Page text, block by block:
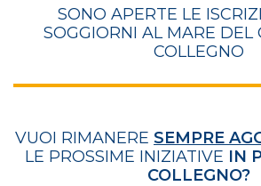
SONO APERTE LE
SOGGIORNI AL MARE DEL
COLLEGNO
VUOI RIMANERE SEMPRE
LE PROSSIME INIZIATIVE IN
COLLEGNO?